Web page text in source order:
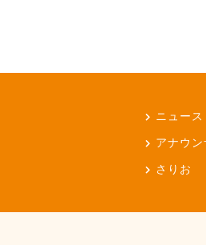
ニュース
アナウ
さりお